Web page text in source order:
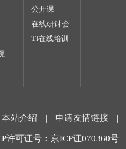
公开课
在线研讨会
TI在线培训
本站介绍 | 申请友情链接 |
许可证号：京ICP证070360